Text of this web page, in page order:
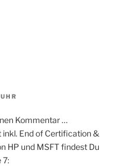
Kommentar …
End of Certification &
HP und MSFT findest Du
7: